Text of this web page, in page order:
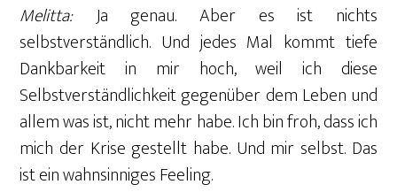
Melitta: Ja genau. Aber es ist nichts
selbstverständlich. Und jedes Mal kommt tiefe
Dankbarkeit in mir hoch, weil ich diese
Selbstverständlichkeit gegenüber dem Leben und
allem was ist, nicht mehr habe. Ich bin froh, dass ich
mich der Krise gestellt habe. Und mir selbst. Das
ist ein wahnsinniges Feeling.